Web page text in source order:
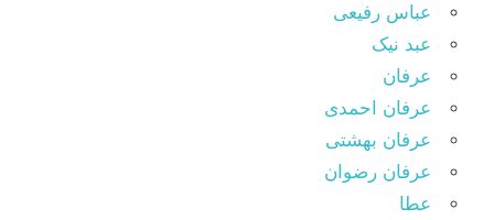
عباس رفیعی
عبد نیک
عرفان
عرفان احمدی
عرفان بهشتی
عرفان رضوان
عطا